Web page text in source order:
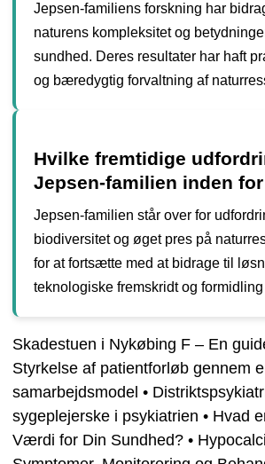
Jepsen-familiens forskning har
naturens kompleksitet og
sundhed. Deres resultater har haft
og bæredygtig forvaltning af
Hvilke fremtidige
Jepsen-familien inden
Jepsen-familien står over for
biodiversitet og øget pres på
for at fortsætte med at bidrage til
teknologiske fremskridt og
Skadestuen i Nykøbing F – En
Styrkelse af patientforløb gennem
samarbejdsmodel •
sygeplejerske i psykiatrien • Hvad
Værdi for Din Sundhed? •